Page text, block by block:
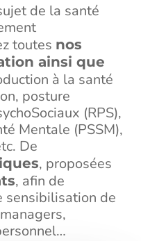
de la santé
toutes nos
ainsi que
à la santé
posture
(RPS),
Mentale (PSSM),
De
, proposées
, afin de
sensibilisation de